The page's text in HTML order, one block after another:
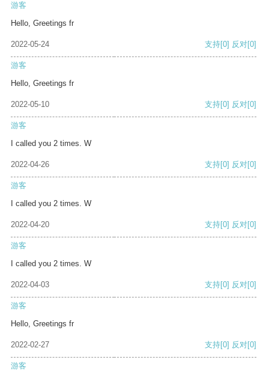
游客
Hello, Greetings fr
2022-05-24 支持[0] 反对[0]
游客
Hello, Greetings fr
2022-05-10 支持[0] 反对[0]
游客
I called you 2 times. W
2022-04-26 支持[0] 反对[0]
游客
I called you 2 times. W
2022-04-20 支持[0] 反对[0]
游客
I called you 2 times. W
2022-04-03 支持[0] 反对[0]
游客
Hello, Greetings fr
2022-02-27 支持[0] 反对[0]
游客